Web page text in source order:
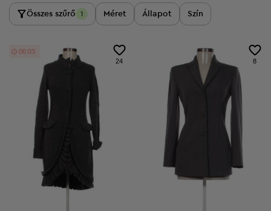
Összes szűrő 1 Méret Állapot Szín
24
06:02
8